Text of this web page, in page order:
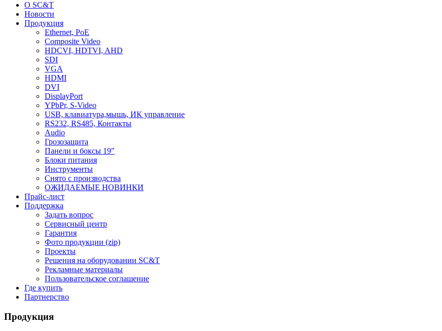
О SC&T
Новости
Продукция
Ethernet, PoE
Composite Video
HDCVI, HDTVI, AHD
SDI
VGA
HDMI
DVI
DisplayPort
YPbPr, S-Video
USB, клавиатура,мышь, ИК управление
RS232, RS485, Контакты
Audio
Грозозащита
Панели и боксы 19"
Блоки питания
Инструменты
Снято с производства
ОЖИДАЕМЫЕ НОВИНКИ
Прайс-лист
Поддержка
Задать вопрос
Сервисный центр
Гарантия
Фото продукции (zip)
Проекты
Решения на оборудовании SC&T
Рекламные материалы
Пользовательское соглашение
Где купить
Партнерство
Продукция